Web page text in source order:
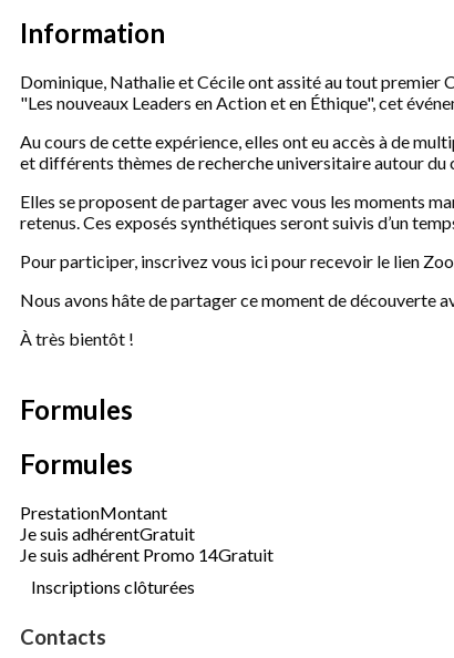
Information
Dominique, Nathalie et Cécile ont assité au tout premier
"Les nouveaux Leaders en Action et en Éthique", cet
Au cours de cette expérience, elles ont eu accès à de
et différents thèmes de recherche universitaire autour du
Elles se proposent de partager avec vous les moments
retenus. Ces exposés synthétiques seront suivis d’un
Pour participer, inscrivez vous ici pour recevoir le lien
Nous avons hâte de partager ce moment de découverte
À très bientôt !
Formules
Formules
PrestationMontant
Je suis adhérentGratuit
Je suis adhérent Promo 14Gratuit
Inscriptions clôturées
Contacts